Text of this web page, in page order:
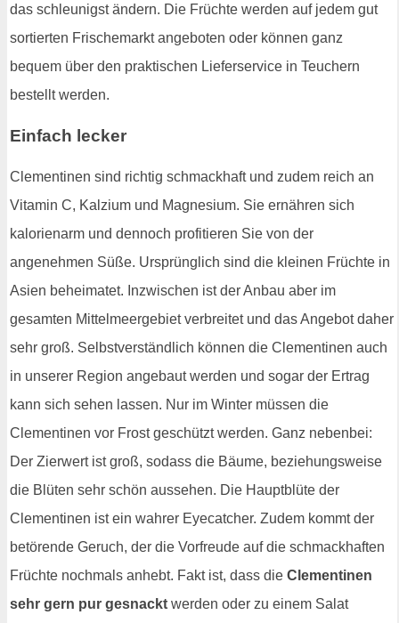
das schleunigst ändern. Die Früchte werden auf jedem gut
sortierten Frischemarkt angeboten oder können ganz
bequem über den praktischen Lieferservice in Teuchern
bestellt werden.
Einfach lecker
Clementinen sind richtig schmackhaft und zudem reich an
Vitamin C, Kalzium und Magnesium. Sie ernähren sich
kalorienarm und dennoch profitieren Sie von der
angenehmen Süße. Ursprünglich sind die kleinen Früchte in
Asien beheimatet. Inzwischen ist der Anbau aber im
gesamten Mittelmeergebiet verbreitet und das Angebot daher
sehr groß. Selbstverständlich können die Clementinen auch
in unserer Region angebaut werden und sogar der Ertrag
kann sich sehen lassen. Nur im Winter müssen die
Clementinen vor Frost geschützt werden. Ganz nebenbei:
Der Zierwert ist groß, sodass die Bäume, beziehungsweise
die Blüten sehr schön aussehen. Die Hauptblüte der
Clementinen ist ein wahrer Eyecatcher. Zudem kommt der
betörende Geruch, der die Vorfreude auf die schmackhaften
Früchte nochmals anhebt. Fakt ist, dass die Clementinen
sehr gern pur gesnackt werden oder zu einem Salat